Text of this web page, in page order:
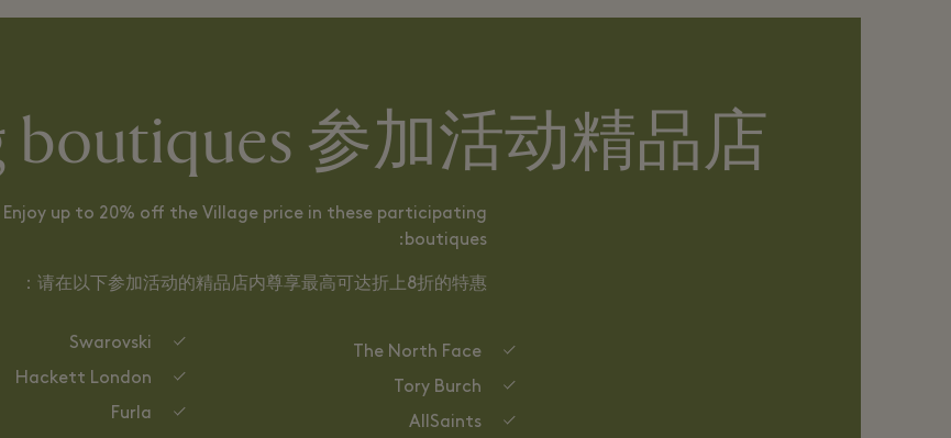
boutiques 参加活动精品店
Enjoy up to 20% off the Village price in these participating
boutiques:
请在以下参加活动的精品店内尊享最高可达折上8折的特惠：
The North Face
Tory Burch
AllSaints
Swarovski
Hackett London
Furla